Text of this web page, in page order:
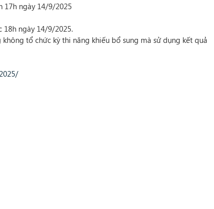
17h ngày 14/9/2025
18h ngày 14/9/2025.
tổ chức kỳ thi năng khiếu bổ sung mà sử dụng kết quả